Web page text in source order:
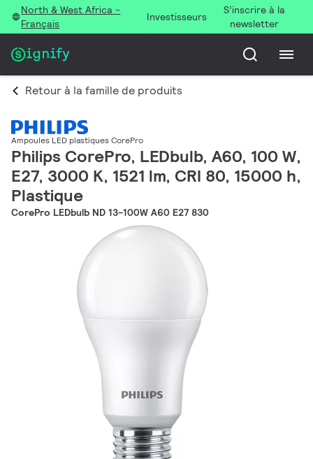
North & West Africa -
Français
Investisseurs
S’inscrire à la
newsletter
Retour à la famille de produits
Ampoules LED plastiques CorePro
Philips CorePro, LEDbulb, A60, 100 W,
E27, 3000 K, 1521 lm, CRI 80, 15000 h,
Plastique
CorePro LEDbulb ND 13-100W A60 E27 830